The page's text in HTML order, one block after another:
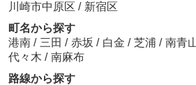
川崎市中原区 / 新宿区
町名から探す
港南 / 三田 / 赤坂 / 白金 / 芝浦 / 南青
代々木 / 南麻布
路線から探す